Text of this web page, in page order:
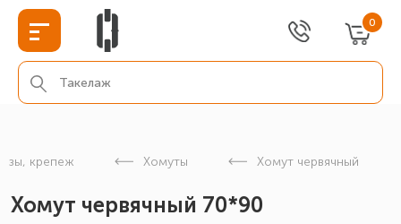
0
крепеж Хомуты Хомут червячный
Хомут червячный 70*90